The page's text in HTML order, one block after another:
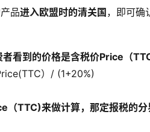
品进入欧盟时的清关国 ，即可确
看到的价格是含税价Price（TTC
）/ (1+20%)
（TTC)来做计算，那定报税的分